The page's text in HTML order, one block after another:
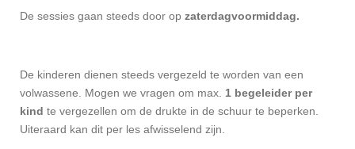
De sessies gaan steeds door op zaterdagvoormiddag.
De kinderen dienen steeds vergezeld te worden van een
volwassene. Mogen we vragen om max. 1 begeleider per
kind te vergezellen om de drukte in de schuur te beperken.
Uiteraard kan dit per les afwisselend zijn.